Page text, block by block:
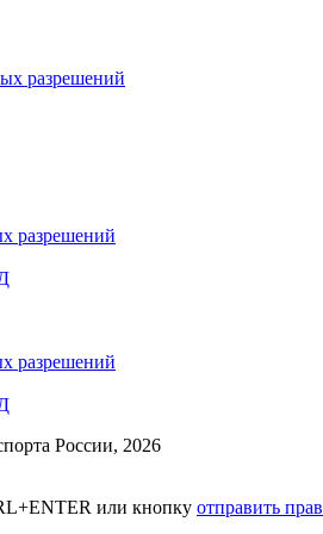
разрешений
разрешений
разрешений
России, 2026
или кнопку отправить